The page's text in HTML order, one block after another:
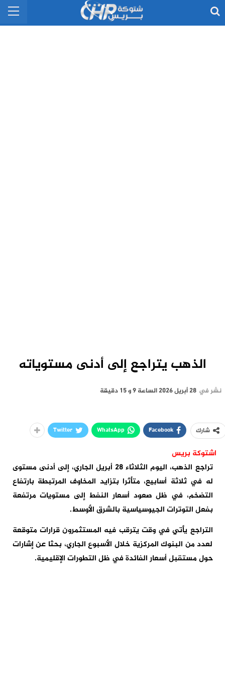
الذهب يتراجع إلى أدنى مستوياته
نشر في 28 أبريل 2026 الساعة 9 و 15 دقيقة
شارك Facebook
WhatsApp
Twitter
اشتوكة بريس
تراجع الذهب، اليوم الثلاثاء 28 أبريل الجاري، إلى أدنى مستوى
له في ثلاثة أسابيع، متأثرا بتزايد المخاوف المرتبطة بارتفاع
التضخم، في ظل صعود أسعار النفط إلى مستويات مرتفعة
بفعل التوترات الجيوسياسية بالشرق الأوسط.
التراجع يأتي في وقت يترقب فيه المستثمرون قرارات متوقعة
لعدد من البنوك المركزية خلال الأسبوع الجاري، بحثا عن إشارات
حول مستقبل أسعار الفائدة في ظل التطورات الإقليمية.